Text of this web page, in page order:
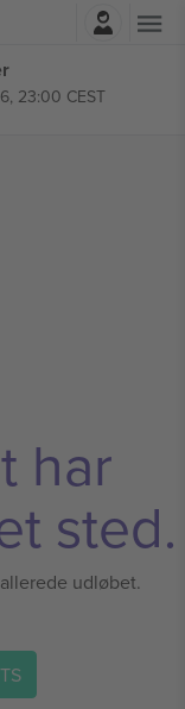
23:00 CEST
har
sted.
udløbet.